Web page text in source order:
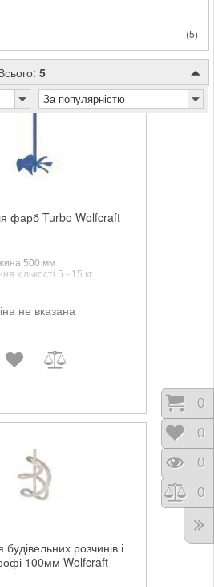
(5)
5
За популярністю
фарб Turbo Wolfcraft
500 мм
кількості 5 - 15 кг
не вказана
будівельних розчинів і
100мм Wolfcraft
0
0
0
0